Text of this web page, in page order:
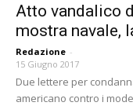
Atto vandalico
mostra navale,
Redazione -
15 Giugno 2017
Due lettere per
americano contro i